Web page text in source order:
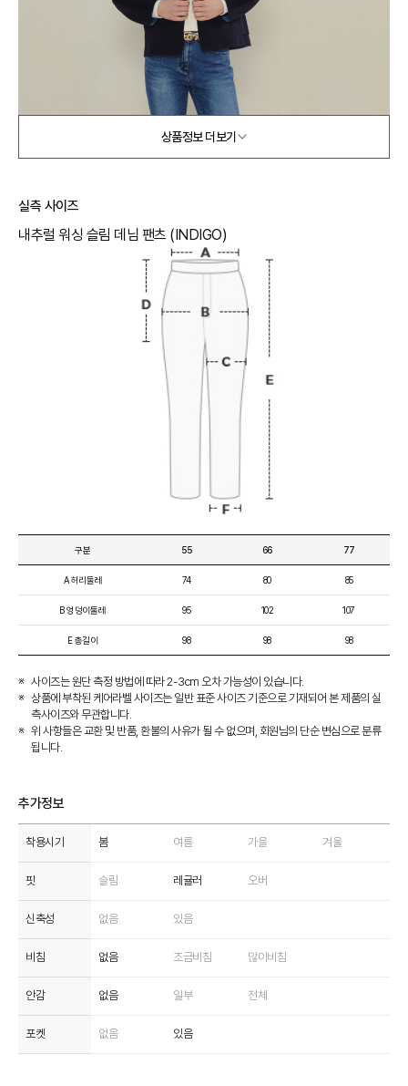
상품정보 더보기
실측 사이즈
내추럴 워싱 슬림 데님 팬츠 (INDIGO)
구분
A 허리둘레
B 엉덩이둘레
E 총길이
55
74
95
98
66
80
102
98
77
85
107
98
사이즈는 원단 측정 방법에 따라 2-3cm 오차 가능성이 있습니다.
상품에 부착된 케어라벨 사이즈는 일반 표준 사이즈 기준으로 기재되어 본 제품의 실
측사이즈와 무관합니다.
위 사항들은 교환 및 반품, 환불의 사유가 될 수 없으며, 회원님의 단순 변심으로 분류
됩니다.
추가정보
착용시기 봄 여름 가을 겨울
핏 슬림 레귤러 오버
신축성 없음 있음
비침 없음 조금비침 많이비침
안감 없음 일부 전체
포켓 없음 있음